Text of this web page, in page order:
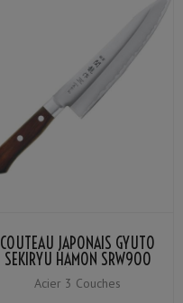
COUTEAU JAPONAIS GYUTO
SEKIRYU HAMON SRW900
18CM
Acier 3 Couches